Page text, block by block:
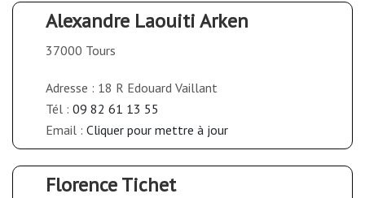
Alexandre Laouiti Arken
37000 Tours
Adresse : 18 R Edouard Vaillant
Tél : 09 82 61 13 55
Email : Cliquer pour mettre à jour
Florence Tichet